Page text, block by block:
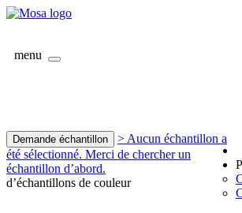
menu
Demande échantillon
> Aucun échantillon a
été sélectionné. Merci de chercher un
échantillon d’abord.
d’échantillons de couleur